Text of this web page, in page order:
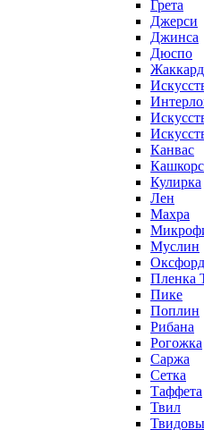
Грета
Джерси
Джинса
Дюспо
Жаккард
Канвас
Кулирка
Лен
Махра
Муслин
Оксфорд
Пленка
Пике
Поплин
Рибана
Рогожка
Саржа
Сетка
Таффета
Твил